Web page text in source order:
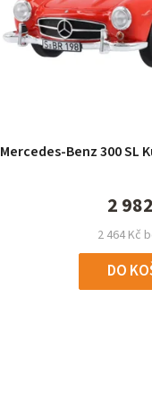
Mercedes-Benz 300 SL
2 464 Kč
2
DO